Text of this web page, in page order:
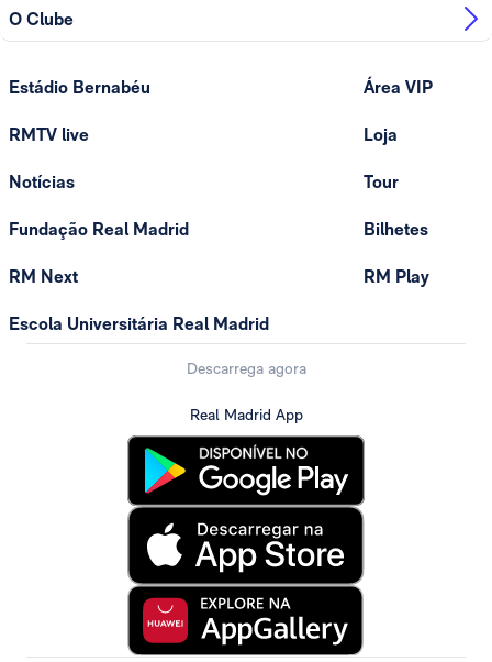
O Clube
Estádio Bernabéu
RMTV live
Notícias
Fundação Real Madrid
RM Next
Escola Universitária Real Madrid
Área VIP
Loja
Tour
Bilhetes
RM Play
Descarrega agora
Real Madrid App